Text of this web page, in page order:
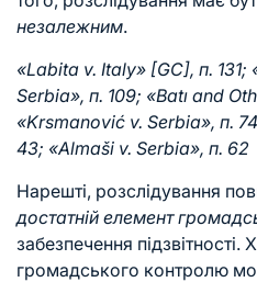
незалежним.
«Labita v. Italy» [GC], п. 131;
Serbia», п. 109; «Batı and
«Krsmanović v. Serbia», п.
43; «Almaši v. Serbia», п. 62
Нарешті, розслідування
достатній елемент
забезпечення підзвітності.
громадського контролю